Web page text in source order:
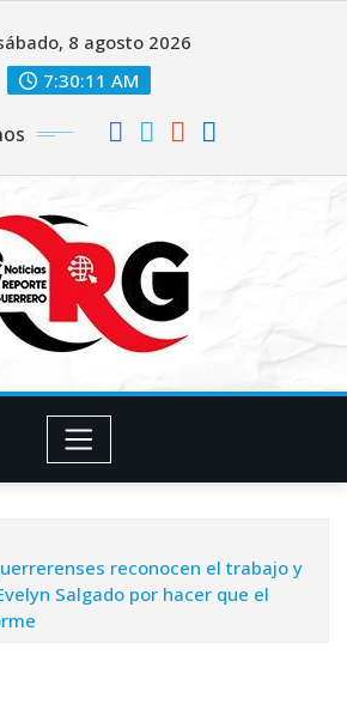
8 agosto 2026
7:30:12 AM
reconocen el trabajo y
Salgado por hacer que el